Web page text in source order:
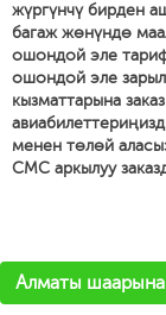
жүргүнчү бирден
багаж жөнүндө
ошондой эле
ошондой эле
кызматтарына
менен төлөй
СМС аркылуу
Алматы